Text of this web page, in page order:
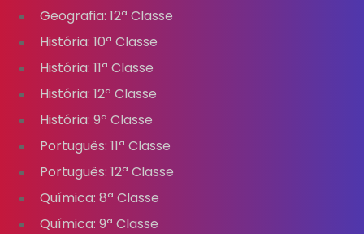
Geografia: 12ª Classe
História: 10ª Classe
História: 11ª Classe
História: 12ª Classe
História: 9ª Classe
Português: 11ª Classe
Português: 12ª Classe
Química: 8ª Classe
Química: 9ª Classe